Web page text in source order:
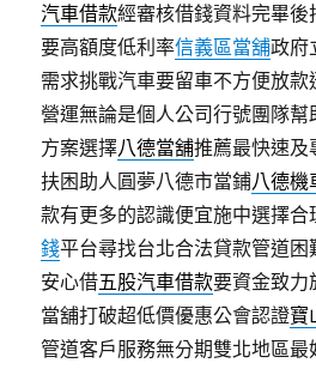
汽車借款經審核借錢資料完畢
要高額度低利率信義區當舖政府
需求挑戰汽車要留車不方便放款
營運無論是個人公司行號團隊
方案選擇八德當舖推薦最快速及
扶困助人圓夢八德市當鋪八德機
款有更多的認識便宜施中選擇合
錢平台尋找台北合法貸款管道
安心借五股汽車借款要資金致力
當舖打破超低價優惠公會認證寶
管道客戶服務無分期雙北地區